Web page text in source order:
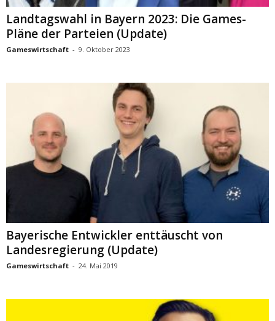
Landtagswahl in Bayern 2023: Die Games-
Pläne der Parteien (Update)
Gameswirtschaft - 9. Oktober 2023
Bayerische Entwickler enttäuscht von
Landesregierung (Update)
Gameswirtschaft - 24. Mai 2019